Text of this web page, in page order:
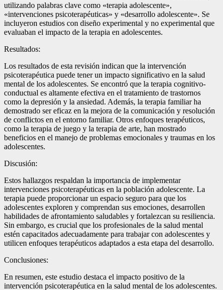
utilizando palabras clave como «terapia adolescente»,
«intervenciones psicoterapéuticas» y «desarrollo adolescente». Se
incluyeron estudios con diseño experimental y no experimental que
evaluaban el impacto de la terapia en adolescentes.
Resultados:
Los resultados de esta revisión indican que la intervención
psicoterapéutica puede tener un impacto significativo en la salud
mental de los adolescentes. Se encontró que la terapia cognitivo-
conductual es altamente efectiva en el tratamiento de trastornos
como la depresión y la ansiedad. Además, la terapia familiar ha
demostrado ser eficaz en la mejora de la comunicación y resolución
de conflictos en el entorno familiar. Otros enfoques terapéuticos,
como la terapia de juego y la terapia de arte, han mostrado
beneficios en el manejo de problemas emocionales y traumas en los
adolescentes.
Discusión:
Estos hallazgos respaldan la importancia de implementar
intervenciones psicoterapéuticas en la población adolescente. La
terapia puede proporcionar un espacio seguro para que los
adolescentes exploren y comprendan sus emociones, desarrollen
habilidades de afrontamiento saludables y fortalezcan su resiliencia.
Sin embargo, es crucial que los profesionales de la salud mental
estén capacitados adecuadamente para trabajar con adolescentes y
utilicen enfoques terapéuticos adaptados a esta etapa del desarrollo.
Conclusiones:
En resumen, este estudio destaca el impacto positivo de la
intervención psicoterapéutica en la salud mental de los adolescentes.